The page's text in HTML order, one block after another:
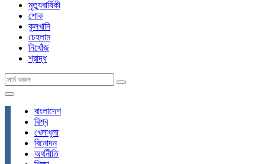
মৃত্যুবার্ষিকী
শোক
কুলখানি
চেহলাম
নিখোঁজ
শ্রাদ্ধ
বাংলাদেশ
বিশ্ব
খেলাধুলা
বিনোদন
অর্থনীতি